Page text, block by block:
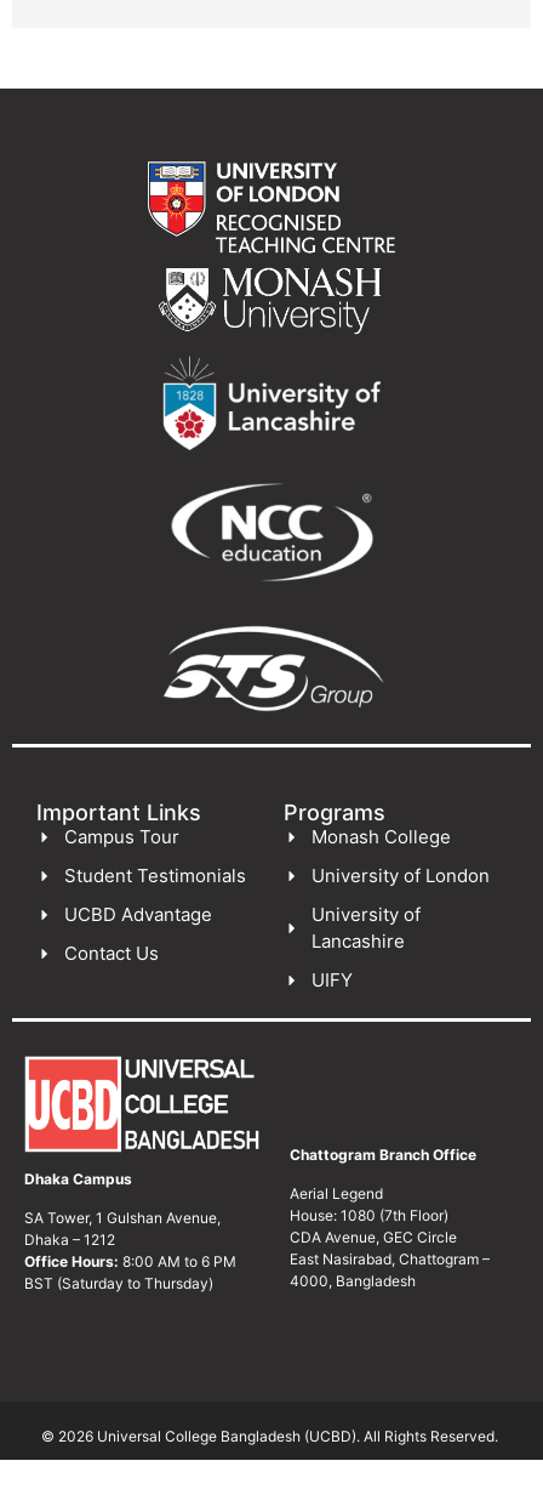
Important Links
Campus Tour
Student Testimonials
UCBD Advantage
Contact Us
Programs
Monash College
University of London
University of
Lancashire
UIFY
Dhaka Campus
SA Tower, 1 Gulshan Avenue,
Dhaka – 1212
Office Hours: 8:00 AM to 6 PM
BST (Saturday to Thursday)
Chattogram Branch Office
Aerial Legend
House: 1080 (7th Floor)
CDA Avenue, GEC Circle
East Nasirabad, Chattogram –
4000, Bangladesh
© 2026 Universal College Bangladesh (UCBD). All Rights Reserved.